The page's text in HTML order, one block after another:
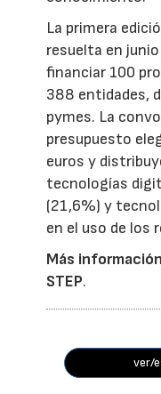
La primera
resuelta en
financiar 100
388 entidades,
pymes. La
presupuesto
euros y
tecnologías
(21,6%) y
en el uso de los
Más
STEP.
ver/